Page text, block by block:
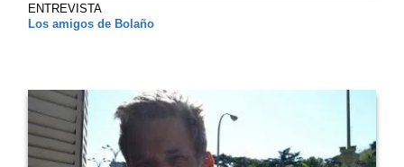
ENTREVISTA
Los amigos de Bolaño